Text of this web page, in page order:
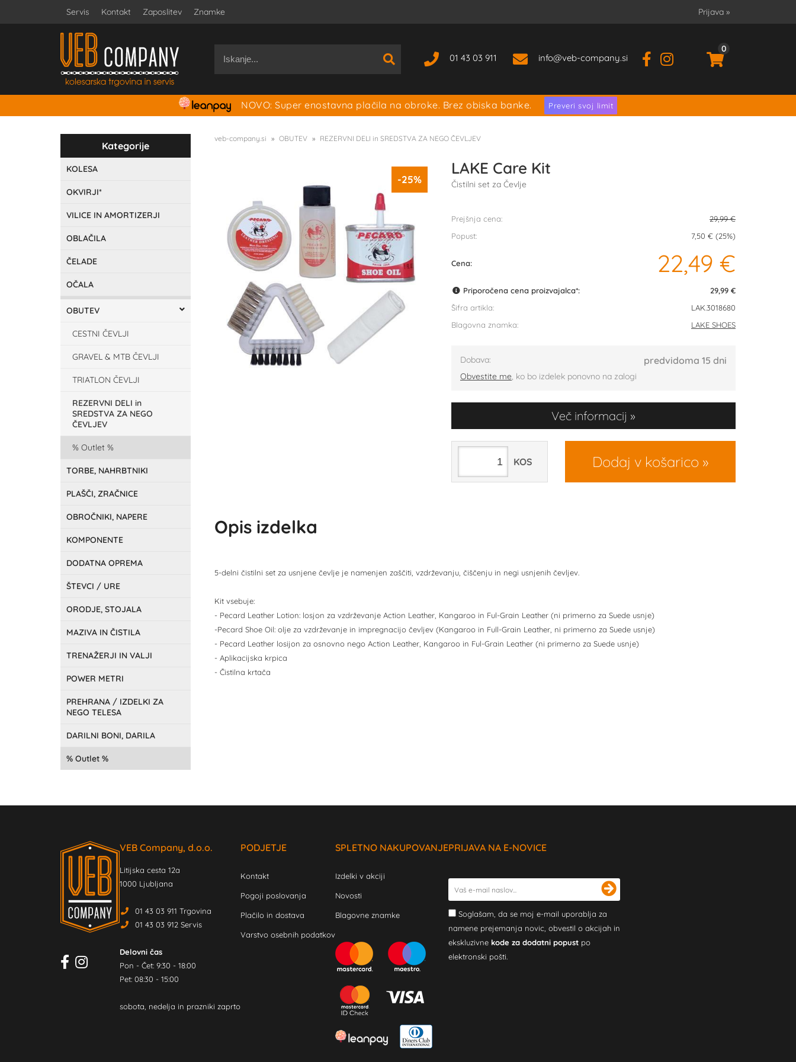
Servis Kontakt Zaposlitev Znamke Prijava »
01 43 03 911 info veb-company.si
0
NOVO: Super enostavna plačila na obroke. Brez obiska banke. Preveri svoj limit
Kategorije
KOLESA
OKVIRJI*
VILICE IN AMORTIZERJI
OBLAČILA
ČELADE
OČALA
OBUTEV
CESTNI ČEVLJI
GRAVEL & MTB ČEVLJI
TRIATLON ČEVLJI
REZERVNI DELI in
SREDSTVA ZA NEGO
ČEVLJEV
Outlet
TORBE, NAHRBTNIKI
PLAŠČI, ZRAČNICE
OBROČNIKI, NAPERE
KOMPONENTE
DODATNA OPREMA
ŠTEVCI / URE
ORODJE, STOJALA
MAZIVA IN ČISTILA
TRENAŽERJI IN VALJI
POWER METRI
PREHRANA / IZDELKI ZA
NEGO TELESA
DARILNI BONI, DARILA
Outlet
veb-company.si OBUTEV REZERVNI DELI in SREDSTVA ZA NEGO ČEVLJEV
LAKE Care Kit
Čistilni set za Čevlje
-25%
Prejšnja cena:
29,99 €
Popust:
7,50 € (25%)
Cena: 22,49 €
Priporočena cena proizvajalca*:
29,99 €
Šifra artikla:
LAK.3018680
Blagovna znamka:
LAKE SHOES
Dobava: predvidoma 15 dni
Obvestite me, ko bo izdelek ponovno na zalogi
Več informacij
Dodaj v košarico
KOS
Opis izdelka
5-delni čistilni set za usnjene čevlje je namenjen zaščiti, vzdrževanju, čiščenju in negi usnjenih čevljev.
Kit vsebuje:
- Pecard Leather Lotion: losjon za vzdrževanje Action Leather, Kangaroo in Ful-Grain Leather (ni primerno za Suede usnje)
-Pecard Shoe Oil: olje za vzdrževanje in impregnacijo čevljev (Kangaroo in Full-Grain Leather, ni primerno za Suede usnje)
- Pecard Leather losijon za osnovno nego Action Leather, Kangaroo in Ful-Grain Leather (ni primerno za Suede usnje)
- Aplikacijska krpica
- Čistilna krtača
VEB Company, d.o.o.
Litijska cesta 12a
1000 Ljubljana
01 43 03 911 Trgovina
01 43 03 912 Servis
Delovni čas
Pon - Čet: 9:30 - 18:00
Pet: 08:30 - 15:00
sobota, nedelja in prazniki zaprto
PODJETJE
Kontakt
Pogoji poslovanja
Plačilo in dostava
Varstvo osebnih podatkov
SPLETNO NAKUPOVANJE
Izdelki v akciji
Novosti
Blagovne znamke
PRIJAVA NA E-NOVICE
Soglašam, da se moj e-mail uporablja za
namene prejemanja novic, obvestil o akcijah in
ekskluzivne kode za dodatni popust po
elektronski pošti.